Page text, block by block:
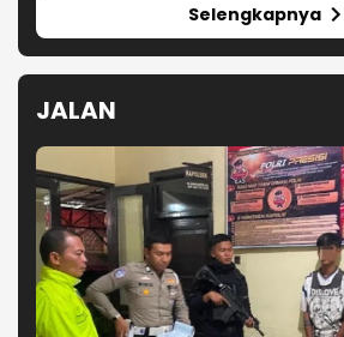
Selengkapnya
JALAN